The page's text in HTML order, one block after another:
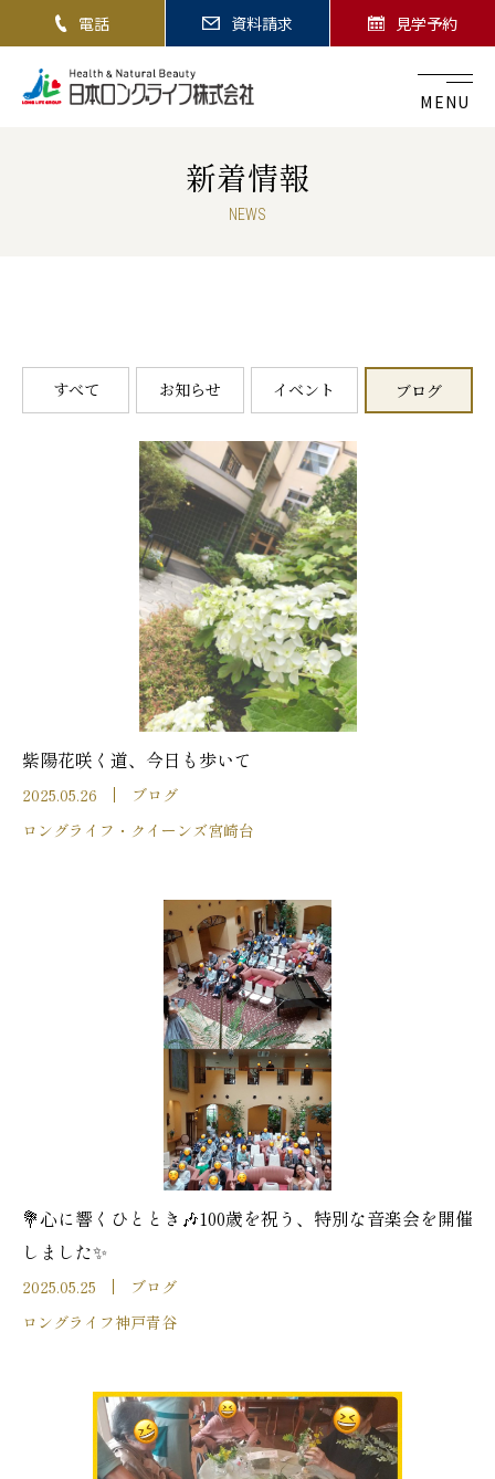
電話 資料請求 見学予約
MENU
新着情報
NEWS
すべて お知らせ イベント ブログ
紫陽花咲く道、今日も歩いて
2025.05.26
ブログ
ロングライフ・クイーンズ宮崎台
💐心に響くひととき🎶100歳を祝う、特別な音楽会を開催
しました✨
2025.05.25
ブログ
ロングライフ神戸青谷